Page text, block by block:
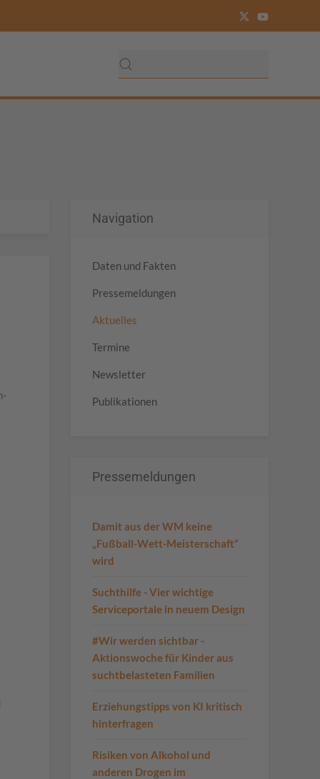
Navigation
Daten und Fakten
Pressemeldungen
Aktuelles
Termine
Newsletter
Publikationen
Pressemeldungen
Damit aus der WM keine
„Fußball-Wett-Meisterschaft“
wird
Suchthilfe - Vier wichtige
Serviceportale in neuem Design
#Wir werden sichtbar -
Aktionswoche für Kinder aus
suchtbelasteten Familien
Erziehungstipps von KI kritisch
hinterfragen
Risiken von Alkohol und
anderen Drogen im